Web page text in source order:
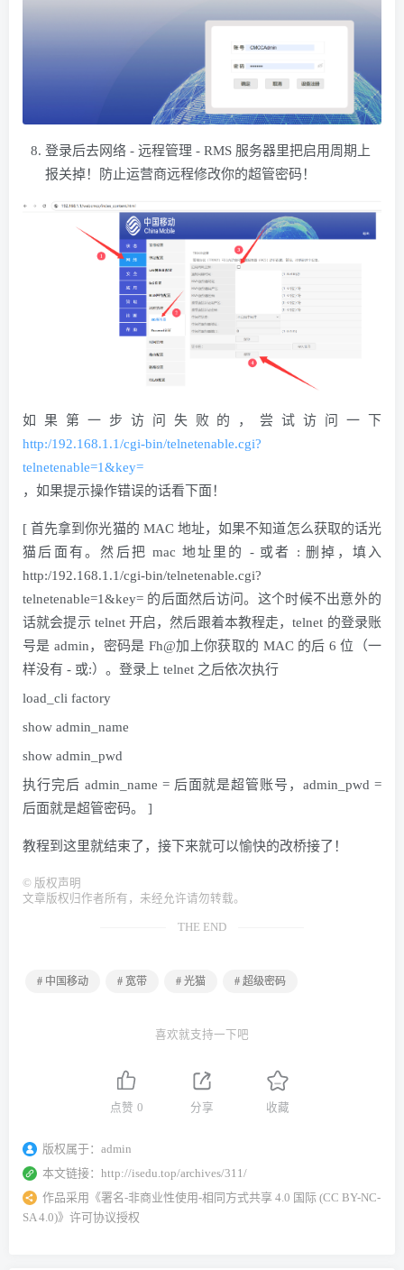
登录后去网络 - 远程管理 - RMS 服务器里把启用周期上
报关掉！防止运营商远程修改你的超管密码！
如果第一步访问失败的，尝试访问一下
http:/192.168.1.1/cgi-bin/telnetenable.cgi?
telnetenable=1&key=
，如果提示操作错误的话看下面！
[ 首先拿到你光猫的 MAC 地址，如果不知道怎么获取的话光
猫后面有。然后把 mac 地址里的 - 或者 : 删掉，填入
http:/192.168.1.1/cgi-bin/telnetenable.cgi?
telnetenable=1&key= 的后面然后访问。这个时候不出意外的
话就会提示 telnet 开启，然后跟着本教程走，telnet 的登录账
号是 admin，密码是 Fh@加上你获取的 MAC 的后 6 位（一
样没有 - 或:）。登录上 telnet 之后依次执行
load_cli factory
show admin_name
show admin_pwd
执行完后 admin_name = 后面就是超管账号，admin_pwd =
后面就是超管密码。 ]
教程到这里就结束了，接下来就可以愉快的改桥接了！
© 版权声明
文章版权归作者所有，未经允许请勿转载。
THE END
# 中国移动 # 宽带 # 光猫 # 超级密码
喜欢就支持一下吧
点赞 0 分享 收藏
版权属于： admin
本文链接： http://isedu.top/archives/311/
作品采用 《署名-非商业性使用-相同方式共享 4.0 国际 (CC BY-NC-
SA 4.0)》许可协议授权